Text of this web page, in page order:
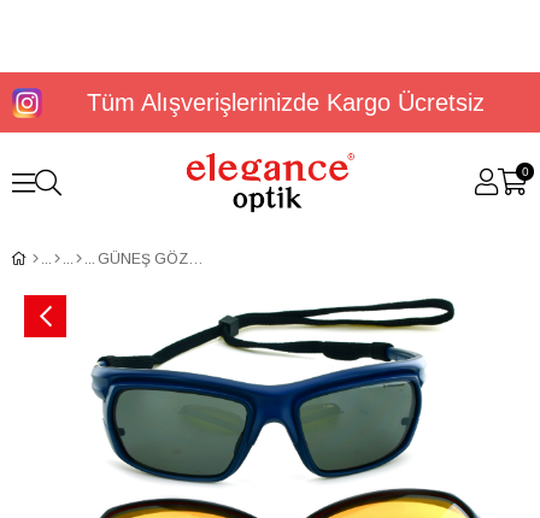
Tüm Alışverişlerinizde Kargo Ücretsiz
0
GÜNEŞ GÖZLÜĞÜ DUNLOP DG 3626 C1